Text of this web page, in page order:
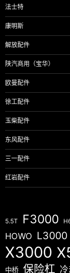
法士特
康明斯
解放配件
陕汽商用（宝华）
欧曼配件
徐工配件
玉柴配件
东风配件
三一配件
红岩配件
5.5T F3000
HOWO L3000
X3000
中桥 保险杠